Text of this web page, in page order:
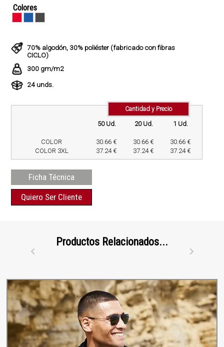
Colores
70% algodón, 30% poliéster (fabricado con fibras
CICLO)
300 gm/m2
24 unds.
Cantidad y Precio
50 Ud. 20 Ud. 1 Ud.
COLOR 30.66 € 30.66 €
30.66 €
COLOR 3XL
37.24 € 37.24 € 37.24 €
Ficha Técnica
Quiero Ser Cliente
Productos Relacionados...